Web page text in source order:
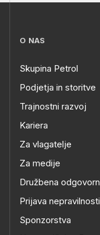
O NAS
Skupina Petrol
Podjetja in storitve
Trajnostni razvoj
Kariera
Za vlagatelje
Za medije
Družbena
Prijava nepravilnosti
Sponzorstva